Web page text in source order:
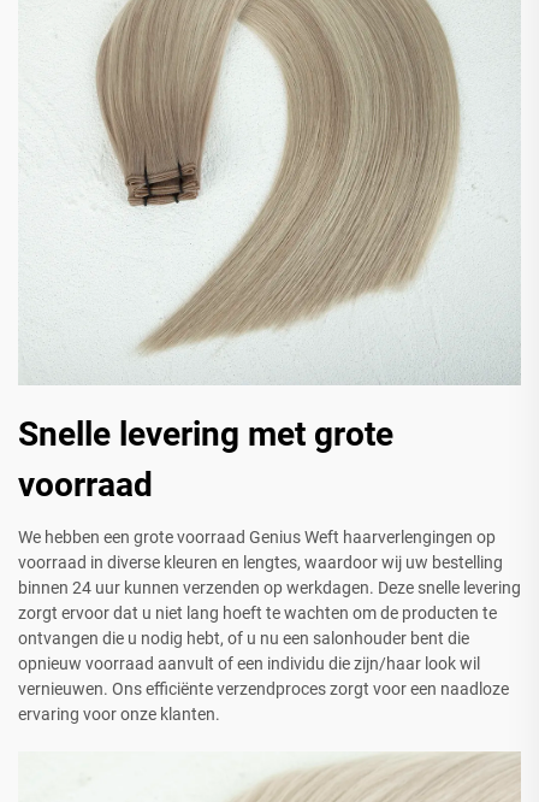
Snelle levering met grote
voorraad
We hebben een grote voorraad Genius Weft haarverlengingen op
voorraad in diverse kleuren en lengtes, waardoor wij uw bestelling
binnen 24 uur kunnen verzenden op werkdagen. Deze snelle levering
zorgt ervoor dat u niet lang hoeft te wachten om de producten te
ontvangen die u nodig hebt, of u nu een salonhouder bent die
opnieuw voorraad aanvult of een individu die zijn/haar look wil
vernieuwen. Ons efficiënte verzendproces zorgt voor een naadloze
ervaring voor onze klanten.